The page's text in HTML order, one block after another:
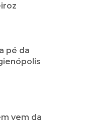
pé da
vem da